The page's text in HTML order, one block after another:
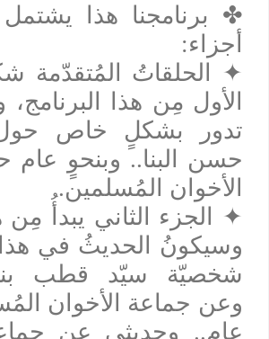
✤برنامجنا هذا يشتمل
أجزاء:
✦الحلقاتُ المُتقدّمة
الأول مِن هذا البرنامج،
تدور بشكلٍ خاص
حسن البنا.. وبنحوٍ عام
الأخوان المُسلمين.
✦الجزء الثاني يبدأُ مِن
وسيكونُ الحديثُ في
شخصيّة سيّد قطب
وعن جماعة الأخوان
عام.. وحديثي عن